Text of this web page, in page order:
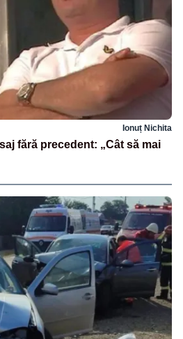
Ionuț Nichita
fără precedent: „Cât să mai